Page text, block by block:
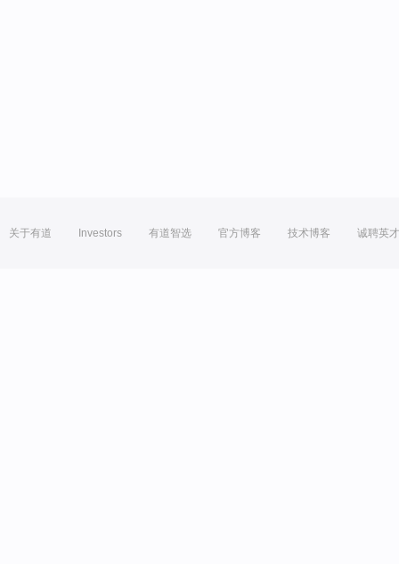
关于有道 Investors 有道智选 官方博客 技术博客 诚聘英才